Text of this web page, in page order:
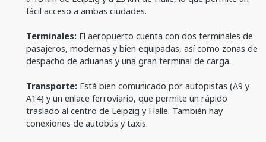
fácil acceso a ambas ciudades.
Terminales: El aeropuerto cuenta con dos terminales de
pasajeros, modernas y bien equipadas, así como zonas de
despacho de aduanas y una gran terminal de carga.
Transporte: Está bien comunicado por autopistas (A9 y
A14) y un enlace ferroviario, que permite un rápido
traslado al centro de Leipzig y Halle. También hay
conexiones de autobús y taxis.